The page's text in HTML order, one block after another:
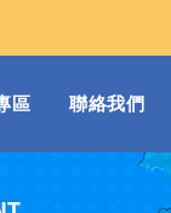
區 聯絡我們